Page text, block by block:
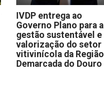
IVDP entrega ao
Governo Plano para a
gestão sustentável e
valorização do setor
vitivinícola da Região
Demarcada do Douro